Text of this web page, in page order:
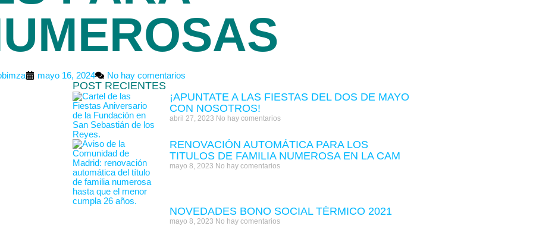
mayo 16, 2024 No hay comentarios
POST RECIENTES
¡APUNTATE A LAS FIESTAS DEL DOS DE MAYO
CON NOSOTROS!
abril 27, 2023 No hay comentarios
RENOVACIÓN AUTOMÁTICA PARA LOS
TITULOS DE FAMILIA NUMEROSA EN LA CAM
mayo 8, 2023 No hay comentarios
NOVEDADES BONO SOCIAL TÉRMICO 2021
mayo 8, 2023 No hay comentarios